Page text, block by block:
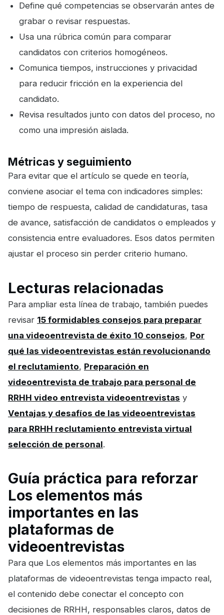
Define qué competencias se observarán antes de
grabar o revisar respuestas.
Usa una rúbrica común para comparar
candidatos con criterios homogéneos.
Comunica tiempos, instrucciones y privacidad
para reducir fricción en la experiencia del
candidato.
Revisa resultados junto con datos del proceso, no
como una impresión aislada.
Métricas y seguimiento
Para evitar que el artículo se quede en teoría,
conviene asociar el tema con indicadores simples:
tiempo de respuesta, calidad de candidaturas, tasa
de avance, satisfacción de candidatos o empleados y
consistencia entre evaluadores. Esos datos permiten
ajustar el proceso sin perder criterio humano.
Lecturas relacionadas
Para ampliar esta línea de trabajo, también puedes
revisar 15 formidables consejos para preparar
una videoentrevista de éxito 10 consejos, Por
qué las videoentrevistas están revolucionando
el reclutamiento, Preparación en
videoentrevista de trabajo para personal de
RRHH video entrevista videoentrevistas y
Ventajas y desafíos de las videoentrevistas
para RRHH reclutamiento entrevista virtual
selección de personal.
Guía práctica para reforzar
Los elementos más
importantes en las
plataformas de
videoentrevistas
Para que Los elementos más importantes en las
plataformas de videoentrevistas tenga impacto real,
el contenido debe conectar el concepto con
decisiones de RRHH, responsables claros, datos de